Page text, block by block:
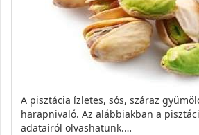
A pisztácia ízletes, sós, száraz
harapnivaló. Az alábbiakban a
adatairól olvashatunk.…